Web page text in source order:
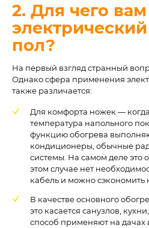
2. Для чего
пол?
На первый взгляд странный
Однако сфера применения
также различается:
Для комфорта ножек —
температура напольного
функцию обогрева
кондиционеры, обычные
системы. На самом деле это
этом случае нет
кабель и можно сэкономить
В качестве основного
это касается санузлов,
способ применяют на дачах